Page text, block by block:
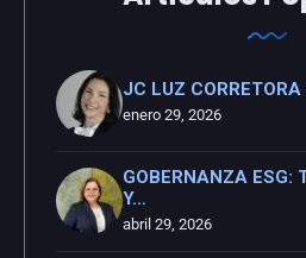
JC LUZ CORRETORA
enero 29, 2026
GOBERNANZA ESG:
Y…
abril 29, 2026